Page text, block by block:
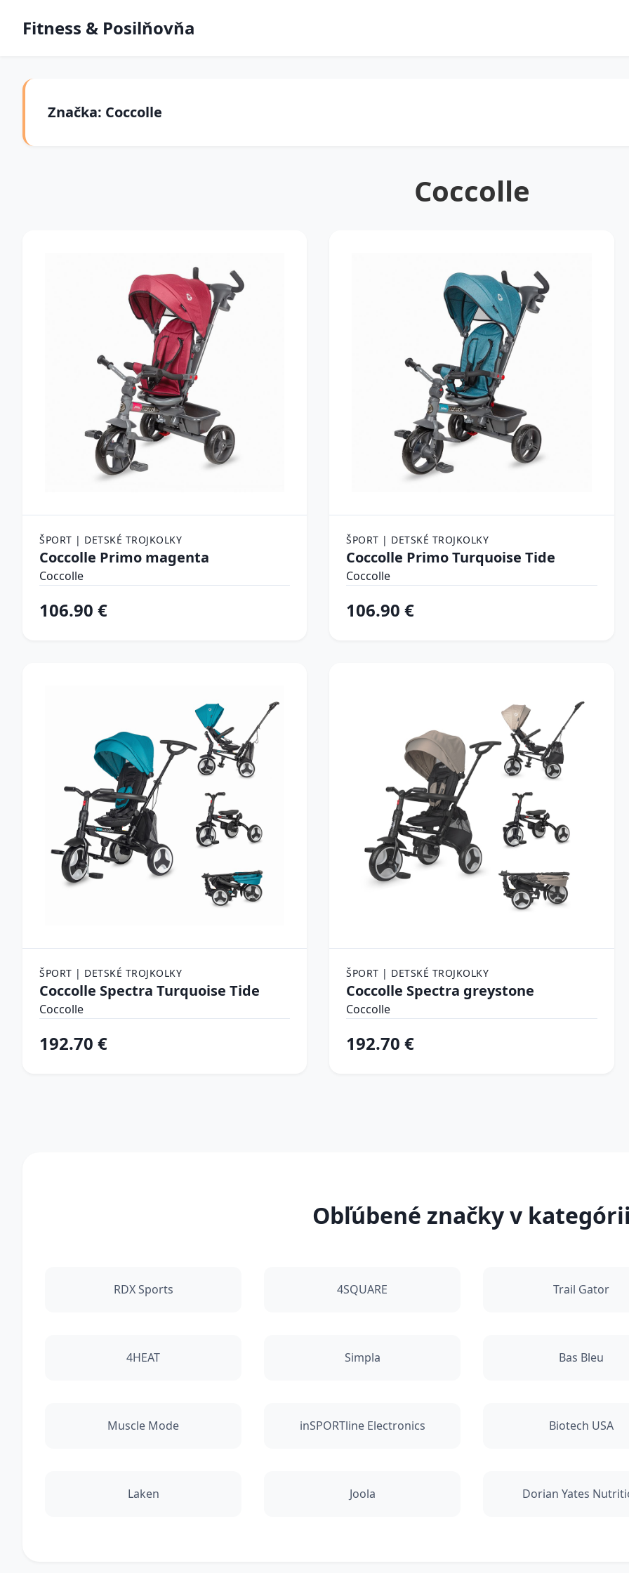
Fitness & Posilňovňa
Značka: Coccolle
Coccolle
ŠPORT | DETSKÉ TROJKOLKY
Coccolle Primo magenta
Coccolle
106.90 €
ŠPORT | DETSKÉ TROJKOLKY
Coccolle Primo Turquoise Tide
Coccolle
106.90 €
ŠPORT | DETSKÉ TROJKOLKY
Coccolle Spectra Turquoise Tide
Coccolle
192.70 €
ŠPORT | DETSKÉ TROJKOLKY
Coccolle Spectra greystone
Coccolle
192.70 €
Obľúbené značky v
RDX Sports 4SQUARE Trail Gator
4HEAT Simpla Bas Bleu
Muscle Mode inSPORTline Electronics Biotech USA
Laken Joola Dorian Yates